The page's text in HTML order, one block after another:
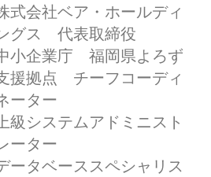
式会社ベア・ホールディ
グス 代表取締役
小企業庁 福岡県よろず
援拠点 チーフコーディ
ーター
上級システムアドミニスト
ーター
ータベーススペシャリス